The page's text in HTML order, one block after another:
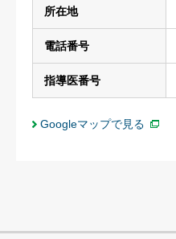
所在地
電話番号
指導医番号
Googleマップで見る